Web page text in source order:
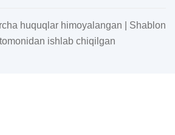
huquqlar himoyalangan | Shablon
ishlab chiqilgan